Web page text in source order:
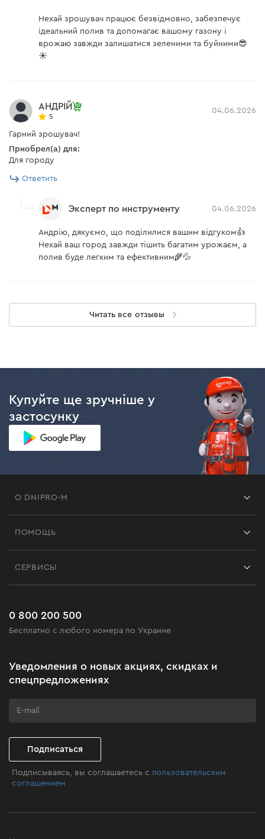
Нехай зрошувач працює безвідмовно, забезпечує
ідеальний полив та допомагає вашому газону і
врожаю завжди залишатися зеленими та буйними😎
☀️
АНДРІЙ
5
04.06.2026
Гарний зрошувач!
Приобрел(а) для:
Для городу
Ответить
Эксперт по инструменту 04.06.2026
Андрію, дякуємо, що поділилися вашим відгуком👍
Нехай ваш город завжди тішить багатим урожаєм, а
полив буде легким та ефективним🌾💦
Читать все отзывы
Купуйте ще зручніше у
застосунку
О DNIPRO-M
Черная пятница
Клуб мастерства
ПОМОЩЬ
Часто задаваемые вопросы
СЕРВИСЫ
0 800 200 500
Бесплатно с любого номера по Украине
Уведомления о новых акциях, скидках и
спецпредложениях
Подписаться
Подписываясь, вы соглашаетесь с пользовательским
соглашением